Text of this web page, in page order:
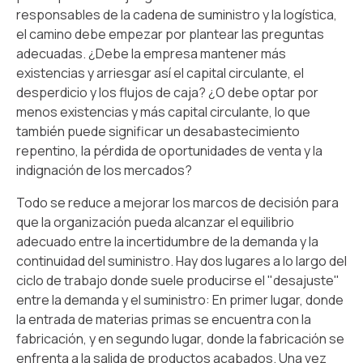
responsables de la cadena de suministro y la logística,
el camino debe empezar por plantear las preguntas
adecuadas. ¿Debe la empresa mantener más
existencias y arriesgar así el capital circulante, el
desperdicio y los flujos de caja? ¿O debe optar por
menos existencias y más capital circulante, lo que
también puede significar un desabastecimiento
repentino, la pérdida de oportunidades de venta y la
indignación de los mercados?
Todo se reduce a mejorar los marcos de decisión para
que la organización pueda alcanzar el equilibrio
adecuado entre la incertidumbre de la demanda y la
continuidad del suministro. Hay dos lugares a lo largo del
ciclo de trabajo donde suele producirse el "desajuste"
entre la demanda y el suministro: En primer lugar, donde
la entrada de materias primas se encuentra con la
fabricación, y en segundo lugar, donde la fabricación se
enfrenta a la salida de productos acabados. Una vez